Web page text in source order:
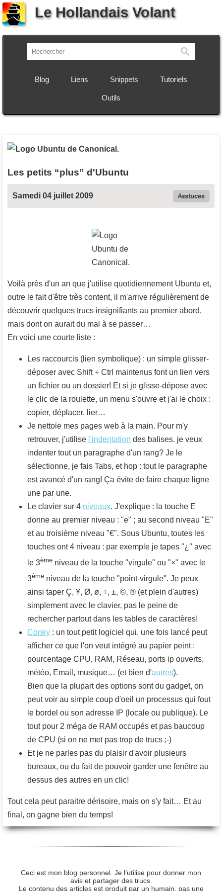
Le Hollandais Volant
Blog Liens Snippets Tutoriels
Outils
Les petits “plus” d'Ubuntu
Samedi 04 juillet 2009 astuces
Voilà près d'un an que j'utilise quotidiennement Ubuntu et,
outre le fait d'être très content, il m'arrive régulièrement de
découvrir quelques trucs insignifiants au premier abord,
mais dont on aurait du mal à se passer…
En voici une courte liste :
Les raccourcis (lien symbolique) : un simple glisser-
déposer avec Shift+ Ctrl maintenus font un lien vers
un fichier ou un dossier! Et si je glisse-dépose avec
le clic de la roulette, un menu s'ouvre et j'ai le choix :
copier, déplacer, lier…
Je nettoie mes pages web à la main. Pour m'y
retrouver, j'utilise l'indentation des balises. je veux
indenter tout un paragraphe d'un rang? Je le
sélectionne, je fais Tabs, et hop : tout le paragraphe
est avancé d'un rang! Ça évite de faire chaque ligne
une par une.
Le clavier sur 4 niveaux. J'explique : la touche E
donne au premier niveau : "e" ; au second niveau "E"
et au troisième niveau "€". Sous Ubuntu, toutes les
touches ont 4 niveau : par exemple je tapes "¿" avec
le 3ème niveau de la touche "virgule" ou "×" avec le
3ème niveau de la touche "point-virgule". Je peux
ainsi taper Ç, ¥, Ø, ø, ÷, ±, ©, ® (et plein d'autres)
simplement avec le clavier, pas le peine de
rechercher partout dans les tables de caractères!
Conky : un tout petit logiciel qui, une fois lancé peut
afficher ce que l'on veut intégré au papier peint :
pourcentage CPU, RAM, Réseau, ports ip ouverts,
météo, Email, musique… (et bien d'autres).
Bien que la plupart des options sont du gadget, on
peut voir au simple coup d'oeil un processus qui fout
le bordel ou son adresse IP (locale ou publique). Le
tout pour 2 méga de RAM occupés et pas baucoup
de CPU (si on ne met pas trop de trucs ;-)
Et je ne parles pas du plaisir d'avoir plusieurs
bureaux, ou du fait de pouvoir garder une fenêtre au
dessus des autres en un clic!
Tout cela peut paraitre dérisoire, mais on s'y fait… Et au
final, on gagne bien du temps!
Ceci est mon blog personnel. Je l’utilise pour donner mon
avis et partager des trucs.
Le contenu des articles est produit par un humain, pas une